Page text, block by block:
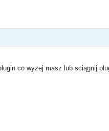
co wyżej masz lub sciągnij